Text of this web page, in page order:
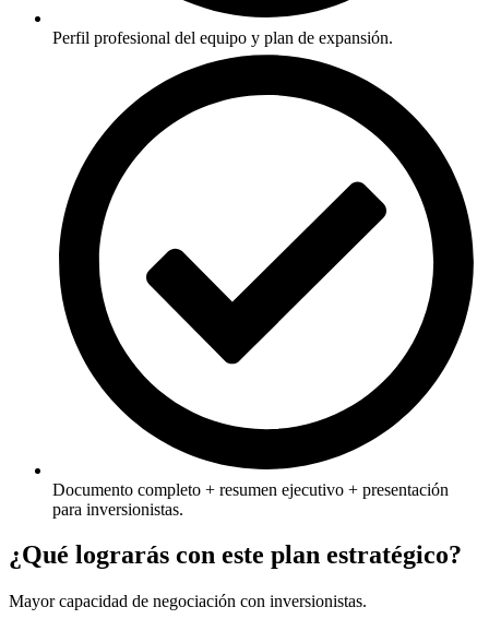
Perfil profesional del equipo y plan de expansión.
Documento completo + resumen ejecutivo + presentación
para inversionistas.
¿Qué lograrás con este plan estratégico?
Mayor capacidad de negociación con inversionistas.